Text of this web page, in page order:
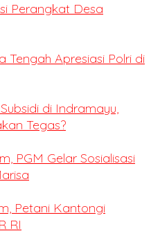
Perangkat Desa
Tengah Apresiasi Polri di
di Indramayu,
Tegas?
PGM Gelar Sosialisasi
Petani Kantongi
RI